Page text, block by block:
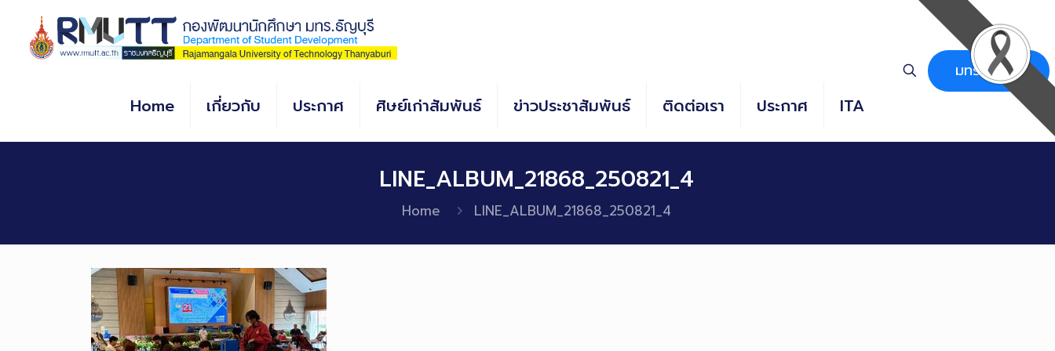
Content
Home เกี่ยวกับ ประกาศ ศิษย์เก่าสัมพันธ์ ข่าวประชาสัมพันธ์ ติดต่อเรา ประกาศ ITA
มทร.ธัญบุรี
LINE_ALBUM_21868_250821_4
Home LINE_ALBUM_21868_250821_4